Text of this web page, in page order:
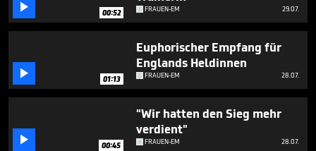
minute,
13 00:52 FRAUEN-EM 29.07.
 01:13
Euphorischer Empfang für
Englands Heldinnen
FRAUEN-EM 28.07.
 00:45
"Wir hatten den Sieg mehr
verdient"
FRAUEN-EM 28.07.